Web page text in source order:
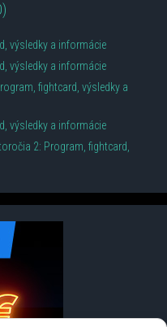
výsledky a informácie
výsledky a informácie
fightcard, výsledky a
výsledky a informácie
2: Program, fightcard,